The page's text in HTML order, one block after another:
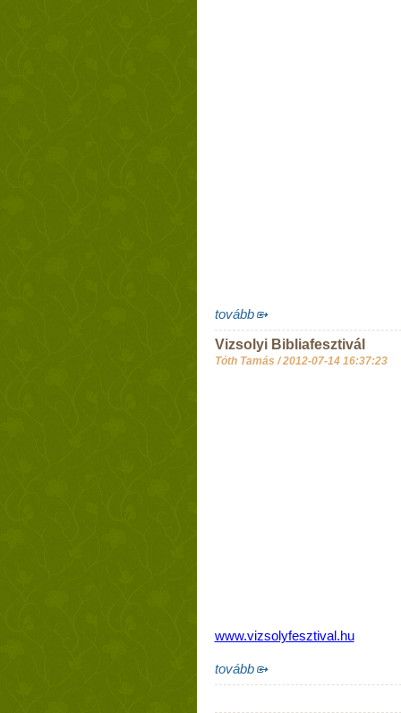
tovább
Vizsolyi Bibliafesztivál
Tóth Tamás /2012-07-14 16:37:23
www.vizsolyfesztival.hu
tovább